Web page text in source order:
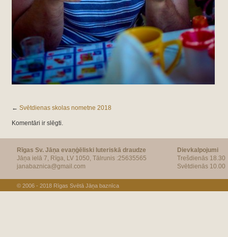
← Svētdienas skolas nometne 2018
Komentāri ir slēgti.
Rīgas Sv. Jāņa evaņģēliski luteriskā draudze
Jāņa ielā 7, Rīga, LV 1050, Tālrunis :25635565
janabaznica@gmail.com
Dievkalpojumi
Trešdienās 18.30
Svētdienās 10.00
© 2006 - 2018 Rīgas Svētā Jāņa baznīca